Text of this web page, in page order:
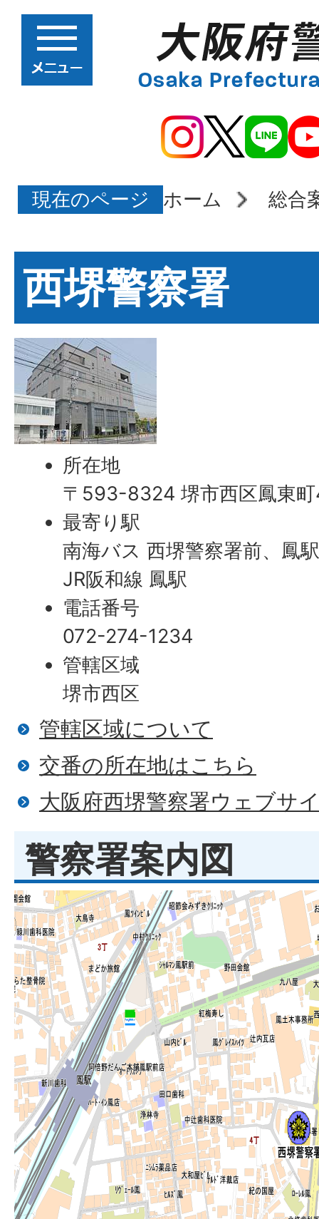
現在のページ ホーム 総合
西堺警察署
所在地
〒593-8324 堺市西区鳳東
最寄り駅
南海バス 西堺警察署前、鳳
JR阪和線 鳳駅
電話番号
072-274-1234
管轄区域
堺市西区
管轄区域について
​交番の所在地はこちら
大阪府西堺警察署ウェブサ
警察署案内図